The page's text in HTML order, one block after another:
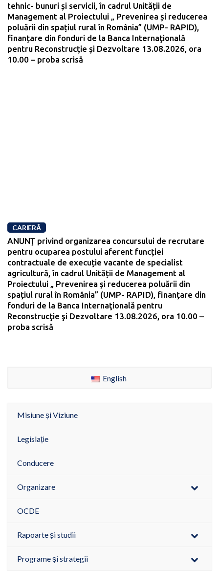
tehnic- bunuri și servicii, în cadrul Unității de
Management al Proiectului „ Prevenirea și reducerea
poluării din spațiul rural în România” (UMP- RAPID),
finanțare din fonduri de la Banca Internaţională
pentru Reconstrucţie şi Dezvoltare 13.08.2026, ora
10.00 – proba scrisă
CARIERĂ
ANUNŢ privind organizarea concursului de recrutare
pentru ocuparea postului aferent funcției
contractuale de execuție vacante de specialist
agricultură, în cadrul Unității de Management al
Proiectului „ Prevenirea și reducerea poluării din
spațiul rural în România” (UMP- RAPID), finanțare din
fonduri de la Banca Internaţională pentru
Reconstrucţie şi Dezvoltare 13.08.2026, ora 10.00 –
proba scrisă
English
Misiune și Viziune
Legislație
Conducere
Organizare
OCDE
Rapoarte și studii
Programe și strategii